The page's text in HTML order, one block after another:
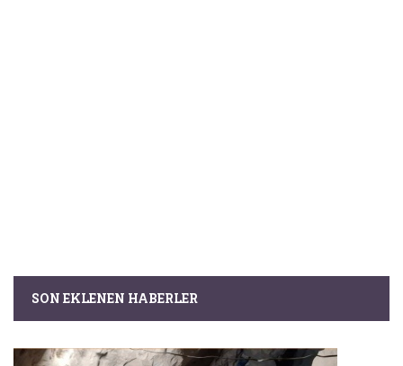
SON EKLENEN HABERLER